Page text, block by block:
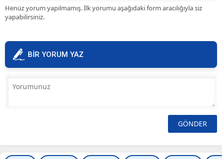
Henüz yorum yapılmamış. İlk yorumu aşağıdaki form aracılığıyla siz
yapabilirsiniz.
BİR YORUM YAZ